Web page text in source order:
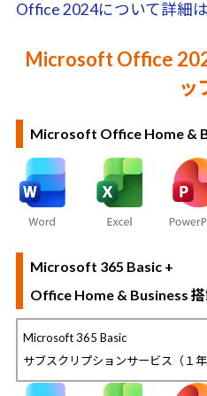
Office 2024について詳細
Microsoft Office
ッ
Microsoft Office Home &
Microsoft 365 Basic +
Office Home & Business 搭
Microsoft 365 Basic
サブスクリプションサービス（１年